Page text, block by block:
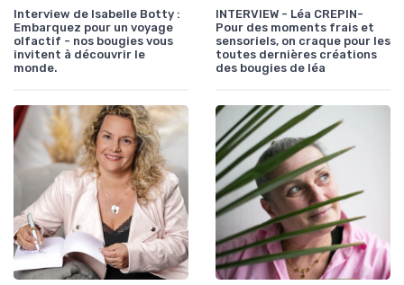
Interview de Isabelle Botty :
Embarquez pour un voyage
olfactif - nos bougies vous
invitent à découvrir le
monde.
INTERVIEW - Léa CREPIN-
Pour des moments frais et
sensoriels, on craque pour les
toutes dernières créations
des bougies de léa